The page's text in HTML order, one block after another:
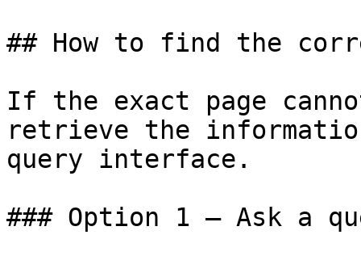
## How to find the
If the exact page
retrieve the
query interface.
### Option 1 — Ask a